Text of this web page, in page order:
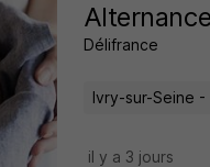
Délifrance
Ivry-sur-Seine -
il y a 3 jours